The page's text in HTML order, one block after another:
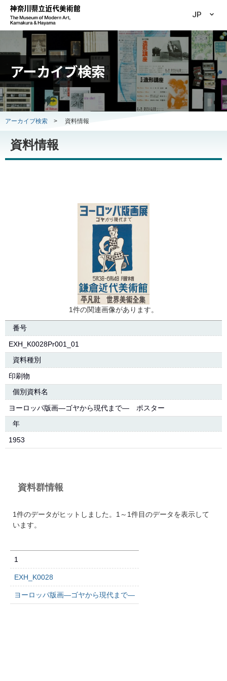
JP
アーカイブ検索
アーカイブ検索 > 資料情報
資料情報
1件の関連画像があります。
番号
EXH_K0028Pr001_01
資料種別
印刷物
個別資料名
ヨーロッパ版画―ゴヤから現代まで― ポスター
年
1953
資料群情報
1件のデータがヒットしました。1～1件目のデータを表示して
います。
1
EXH_K0028
ヨーロッパ版画―ゴヤから現代まで―